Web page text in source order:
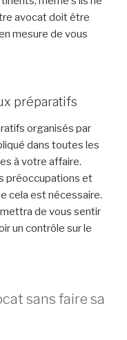
avocat doit être
mesure de vous
préparatifs
organisés par
dans toutes les
à votre affaire.
préoccupations et
cela est nécessaire.
de vous sentir
un contrôle sur le
sans faire sa